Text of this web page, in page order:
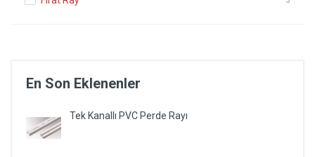
En Son Eklenenler
Tek Kanallı PVC Perde Rayı